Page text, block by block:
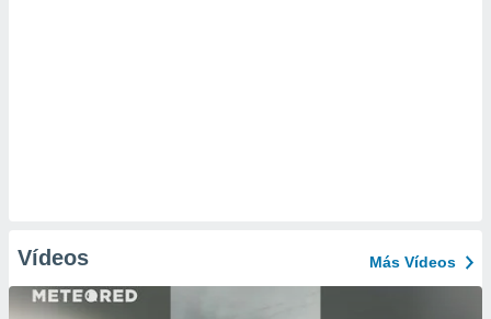
Vídeos Más Vídeos